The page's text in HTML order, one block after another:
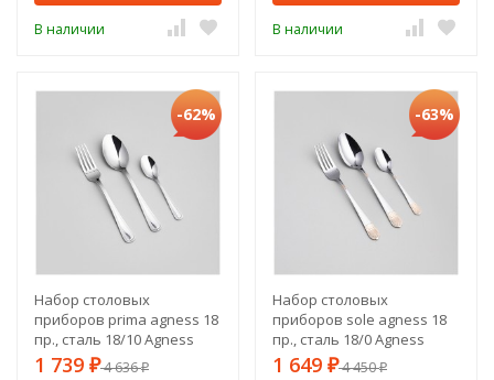
В наличии В наличии
-62%
Набор столовых
приборов prima agness 18
пр., сталь 18/10 Agness
(1000-024)
1 739 ₽4 636₽
-63%
Набор столовых
приборов sole agness 18
пр., сталь 18/0 Agness
(1000-008)
1 649 ₽4 450₽